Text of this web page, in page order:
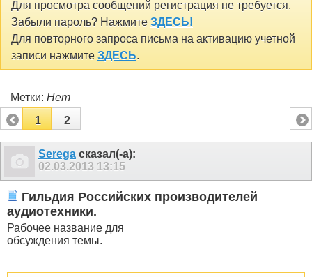
Для просмотра сообщений регистрация не требуется.
Забыли пароль? Нажмите ЗДЕСЬ!
Для повторного запроса письма на активацию учетной
записи нажмите ЗДЕСЬ.
Метки: Нет
1
2
Serega сказал(-а):
02.03.2013 13:15
Гильдия Российских производителей
аудиотехники.
Рабочее название для
обсуждения темы.